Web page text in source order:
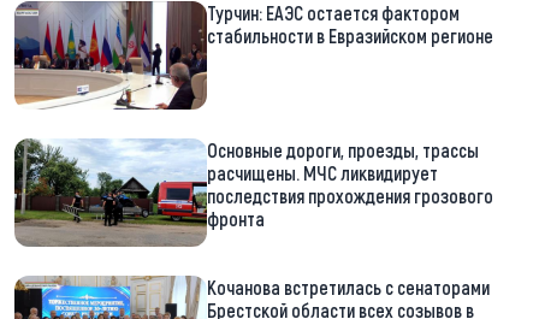
Турчин: ЕАЭС остается фактором
стабильности в Евразийском регионе
Основные дороги, проезды, трассы
расчищены. МЧС ликвидирует
последствия прохождения грозового
фронта
Кочанова встретилась с сенаторами
Брестской области всех созывов в